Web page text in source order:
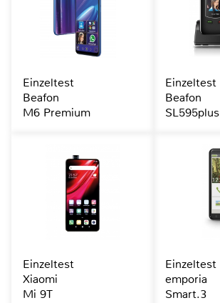
Einzeltest
Beafon
M6 Premium
Einzeltest
Beafon
SL595plus
Einzeltest
Xiaomi
Mi 9T
Einzeltest
emporia
Smart.3